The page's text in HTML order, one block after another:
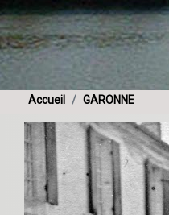
Accueil GARONNE